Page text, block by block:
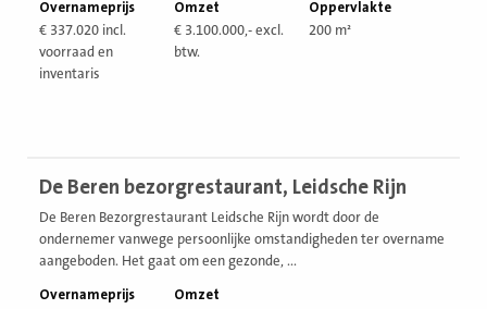
Overnameprijs
€ 337.020 incl.
voorraad en
inventaris
Omzet
€ 3.100.000,- excl.
btw.
Oppervlakte
200 m²
De Beren bezorgrestaurant, Leidsche Rijn
De Beren Bezorgrestaurant Leidsche Rijn wordt door de
ondernemer vanwege persoonlijke omstandigheden ter overname
aangeboden. Het gaat om een gezonde, ...
Overnameprijs
Omzet
vestiging